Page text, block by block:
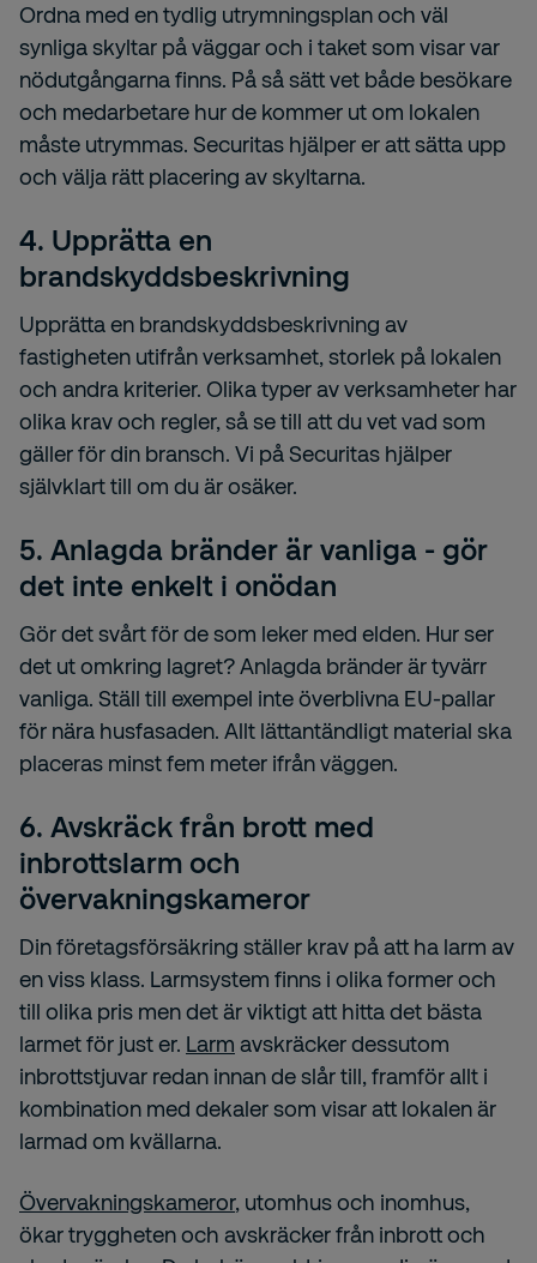
Ordna med en tydlig utrymningsplan och väl
synliga skyltar på väggar och i taket som visar var
nödutgångarna finns. På så sätt vet både besökare
och medarbetare hur de kommer ut om lokalen
måste utrymmas. Securitas hjälper er att sätta upp
och välja rätt placering av skyltarna.
4. Upprätta en
brandskyddsbeskrivning
Upprätta en brandskyddsbeskrivning av
fastigheten utifrån verksamhet, storlek på lokalen
och andra kriterier. Olika typer av verksamheter har
olika krav och regler, så se till att du vet vad som
gäller för din bransch. Vi på Securitas hjälper
självklart till om du är osäker.
5. Anlagda bränder är vanliga - gör
det inte enkelt i onödan
Gör det svårt för de som leker med elden. Hur ser
det ut omkring lagret? Anlagda bränder är tyvärr
vanliga. Ställ till exempel inte överblivna EU-pallar
för nära husfasaden. Allt lättantändligt material ska
placeras minst fem meter ifrån väggen.
6. Avskräck från brott med
inbrottslarm och
övervakningskameror
Din företagsförsäkring ställer krav på att ha larm av
en viss klass. Larmsystem finns i olika former och
till olika pris men det är viktigt att hitta det bästa
larmet för just er. Larm avskräcker dessutom
inbrottstjuvar redan innan de slår till, framför allt i
kombination med dekaler som visar att lokalen är
larmad om kvällarna.
Övervakningskameror, utomhus och inomhus,
ökar tryggheten och avskräcker från inbrott och